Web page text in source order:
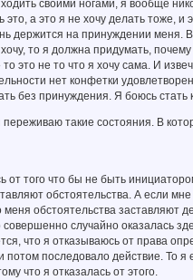
своими ногами, я вообще
а это я не хочу делать тоже,
держится на принуждении
то я должна придумать,
не то что я хочу сама. И
нет конфетки
без принуждения. Я боюсь стать
такие состояния. В
того что бы не быть
обстоятельства. А если
обстоятельства заставляют
случайно оказалась
что я отказываюсь от права
последовало действие. То я
что я отказалась от этого.